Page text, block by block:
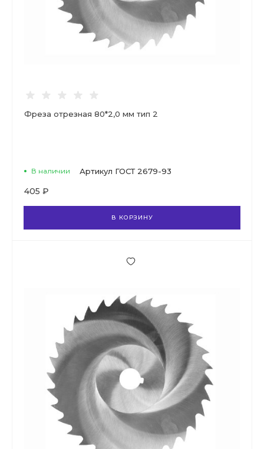
Фреза отрезная 80*2,0 мм тип 2
В наличии Артикул ГОСТ 2679-93
405 ₽
В КОРЗИНУ